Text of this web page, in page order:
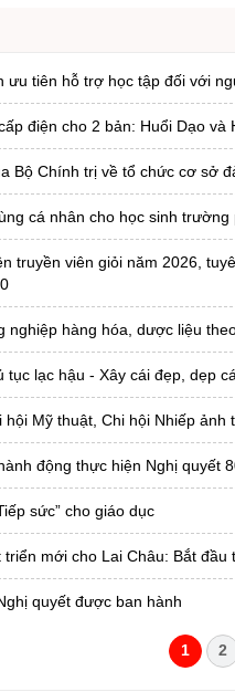
ưu tiên hỗ trợ học tập đối với
điện cho 2 bản: Huổi Dạo và
Bộ Chính trị về tổ chức cơ sở
cá nhân cho học sinh trường
truyền viên giỏi năm 2026,
nghiệp hàng hóa, dược liệu
tục lạc hậu - Xây cái đẹp, dẹp
Mỹ thuật, Chi hội Nhiếp ảnh
động thực hiện Nghị quyết
sức” cho giáo dục
triển mới cho Lai Châu: Bắt
quyết được ban hành
1 2